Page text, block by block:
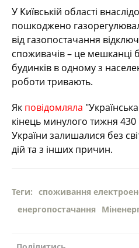
У Київській області
пошкоджено
від газопостачання
споживачів – це мешканці
будинків в одному з
роботи тривають.
Як повідомляла
кінець минулого тижня 430
України залишалися без
дій та з інших причин.
Теги: споживання
енергопостачання